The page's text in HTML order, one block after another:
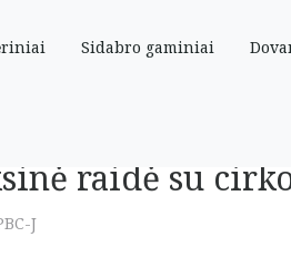
Sidabro gaminiai
raidė su
J